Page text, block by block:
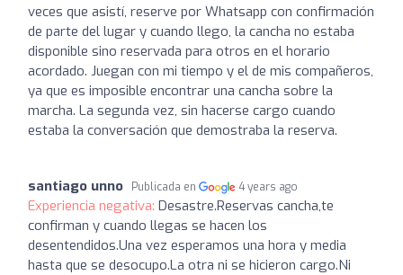
veces que asistí, reserve por Whatsapp con confirmación
de parte del lugar y cuando llego, la cancha no estaba
disponible sino reservada para otros en el horario
acordado. Juegan con mi tiempo y el de mis compañeros,
ya que es imposible encontrar una cancha sobre la
marcha. La segunda vez, sin hacerse cargo cuando
estaba la conversación que demostraba la reserva.
santiago unno Publicada en 4 years ago
Experiencia negativa: Desastre.Reservas cancha,te
confirman y cuando llegas se hacen los
desentendidos.Una vez esperamos una hora y media
hasta que se desocupo.La otra ni se hicieron cargo.Ni